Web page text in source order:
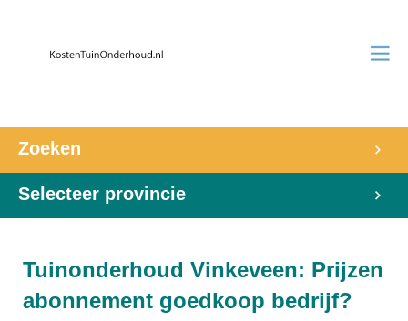
Zoeken
Selecteer provincie
Tuinonderhoud Vinkeveen: Prijzen
abonnement goedkoop bedrijf?